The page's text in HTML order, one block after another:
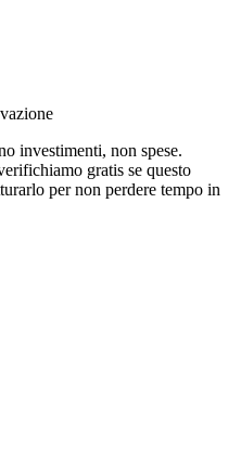
investimenti, non spese.
gratis se questo
per non perdere tempo in